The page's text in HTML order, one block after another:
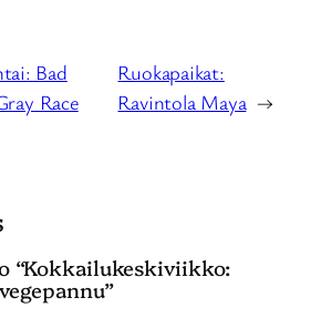
Bad
Race
Ruokapaikat:
Ravintola Maya →
“Kokkailukeskiviikko: